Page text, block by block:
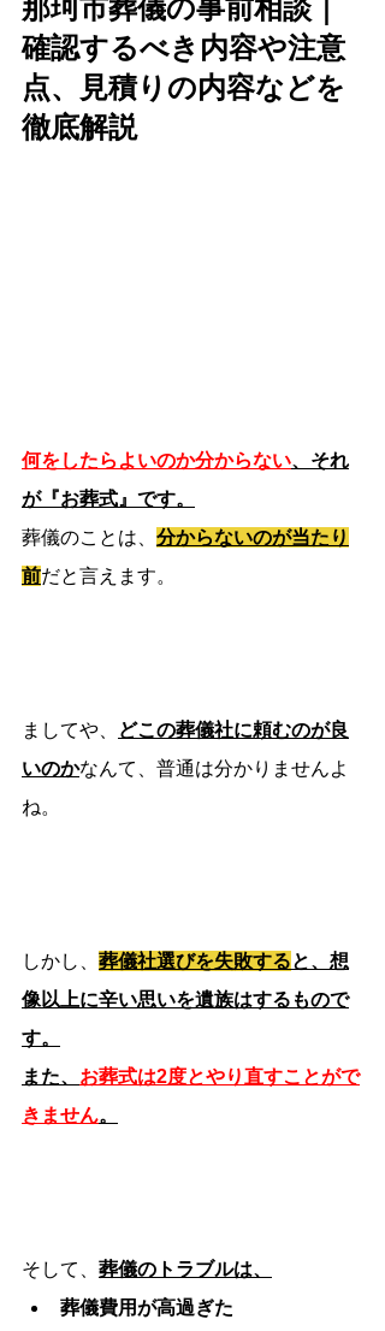
那珂市葬儀の事前相談｜
確認するべき内容や注意
点、見積りの内容などを
徹底解説
何をしたらよいのか分からない、それ
が『お葬式』です。
葬儀のことは、 分からないのが当たり
前だと言えます。
ましてや、
どこの葬儀社に頼むのが良
いのかなんて、普通は分かりませんよ
ね。
しかし、 葬儀社選びを失敗すると、想
像以上に辛い思いを遺族はするもので
す。
また、 お葬式は2度とやり直すことがで
きません。
そして、 葬儀のトラブルは、
葬儀費用が高過ぎた